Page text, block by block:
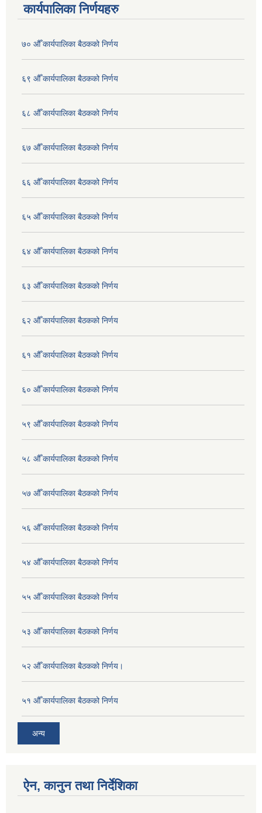
कार्यपालिका निर्णयहरु
७० औँ कार्यपालिका बैठकको निर्णय
६९ औँ कार्यपालिका बैठकको निर्णय
६८ औँ कार्यपालिका बैठकको निर्णय
६७ औँ कार्यपालिका बैठकको निर्णय
६६ औँ कार्यपालिका बैठकको निर्णय
६५ औँ कार्यपालिका बैठकको निर्णय
६४ औँ कार्यपालिका बैठकको निर्णय
६३ औँ कार्यपालिका बैठकको निर्णय
६२ औँ कार्यपालिका बैठकको निर्णय
६१ औँ कार्यपालिका बैठकको निर्णय
६० औँ कार्यपालिका बैठकको निर्णय
५९ औँ कार्यपालिका बैठकको निर्णय
५८ औँ कार्यपालिका बैठकको निर्णय
५७ औँ कार्यपालिका बैठकको निर्णय
५६ औँ कार्यपालिका बैठकको निर्णय
५४ औँ कार्यपालिका बैठकको निर्णय
५५ औँ कार्यपालिका बैठकको निर्णय
५३ औँ कार्यपालिका बैठकको निर्णय
५२ औँ कार्यपालिका बैठकको निर्णय।
५१ औँ कार्यपालिका बैठकको निर्णय
अन्य
ऐन, कानुन तथा निर्देशिका